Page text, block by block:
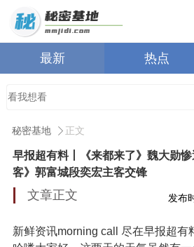
最新 热点
秘密基地 正文
早报超有料丨《来都来了》魏大勋
客》郭富城段奕宏主客交锋
文章正文 发布
新鲜资讯morning call 尽在早报超有